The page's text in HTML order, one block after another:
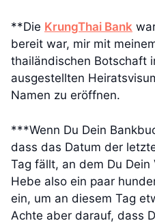
**Die KrungThai Bank
bereit war, mir mit
thailändischen Botschaft
ausgestellten
Namen zu eröffnen.
***Wenn Du Dein
dass das Datum der
Tag fällt, an dem Du
Hebe also ein paar
ein, um an diesem Tag
Achte aber darauf, dass